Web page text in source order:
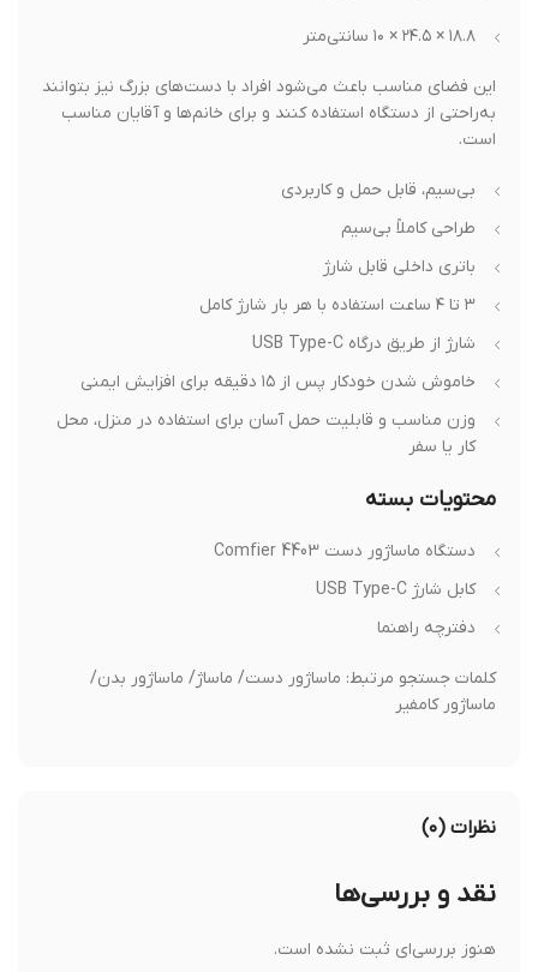
۱۸.۸ × ۲۴.۵ × ۱۰ سانتی‌متر
این فضای مناسب باعث می‌شود افراد با دست‌های بزرگ نیز بتوانند
به‌راحتی از دستگاه استفاده کنند و برای خانم‌ها و آقایان مناسب
است.
بی‌سیم، قابل حمل و کاربردی
طراحی کاملاً بی‌سیم
باتری داخلی قابل شارژ
شارژ از طریق درگاه USB Type-C
خاموش شدن خودکار پس از ۱۵ دقیقه برای افزایش ایمنی
وزن مناسب و قابلیت حمل آسان برای استفاده در منزل، محل
کار یا سفر
محتویات بسته
دستگاه ماساژور دست Comfier 4403
کابل شارژ USB Type-C
دفترچه راهنما
کلمات جستجو مرتبط: ماساژور دست/ ماساژ/ ماساژور بدن/
ماساژور کامفیر
نظرات (۰)
نقد و بررسی‌ها
هنوز بررسی‌ای ثبت نشده است.